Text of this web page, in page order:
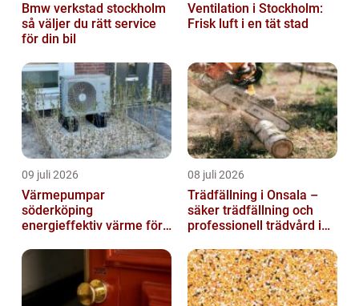
Bmw verkstad stockholm
så väljer du rätt service
för din bil
Ventilation i Stockholm:
Frisk luft i en tät stad
09 juli 2026
Värmepumpar
söderköping
energieffektiv värme för
08 juli 2026
Trädfällning i Onsala –
säker trädfällning och
professionell trädvård i